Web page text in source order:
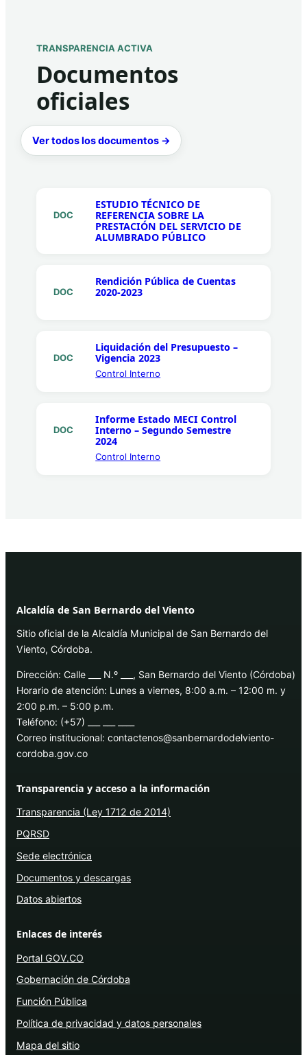
TRANSPARENCIA ACTIVA
Documentos
oficiales
Ver todos los documentos →
DOC
ESTUDIO TÉCNICO DE
REFERENCIA SOBRE LA
PRESTACIÓN DEL SERVICIO DE
ALUMBRADO PÚBLICO
DOC
Rendición Pública de Cuentas
2020-2023
DOC
Liquidación del Presupuesto –
Vigencia 2023
Control Interno
DOC
Informe Estado MECI Control
Interno – Segundo Semestre
2024
Control Interno
Alcaldía de San Bernardo del Viento
Sitio oficial de la Alcaldía Municipal de San Bernardo del
Viento, Córdoba.
Dirección: Calle ___ N.º ___, San Bernardo del Viento (Córdoba)
Horario de atención: Lunes a viernes, 8:00 a.m. – 12:00 m. y
2:00 p.m. – 5:00 p.m.
Teléfono: (+57) ___ ___ ____
Correo institucional: contactenos@sanbernardodelviento-
cordoba.gov.co
Transparencia y acceso a la información
Transparencia (Ley 1712 de 2014)
PQRSD
Sede electrónica
Documentos y descargas
Datos abiertos
Enlaces de interés
Portal GOV.CO
Gobernación de Córdoba
Función Pública
Política de privacidad y datos personales
Mapa del sitio